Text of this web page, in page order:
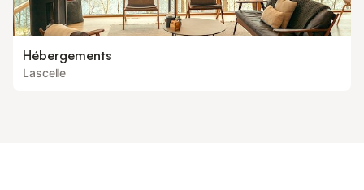
Hébergements
Lascelle